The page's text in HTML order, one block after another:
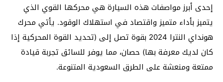
إحدى أبرز مواصفات هذه السيارة هي محركها القوي الذي
يتميز بأداء متميز واقتصاد في استهلاك الوقود. يأتي محرك
هونداي النترا 2024 بقوة تصل إلى (تحديد القوة المحركية إذا
كان لديك معرفة بها) حصان، مما يوفر للسائق تجربة قيادة
ممتعة ومنعشة على الطرق السعودية المتنوعة.